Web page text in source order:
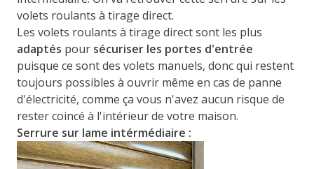
volets roulants à tirage direct.
Les volets roulants à tirage direct sont les plus
adaptés pour sécuriser les portes d'entrée
puisque ce sont des volets manuels, donc qui restent
toujours possibles à ouvrir même en cas de panne
d'électricité, comme ça vous n'avez aucun risque de
rester coincé à l'intérieur de votre maison.
Serrure sur lame intérmédiaire :